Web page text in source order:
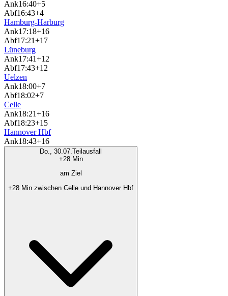
Ank16:40+5
Abf16:43+4
Hamburg-Harburg
Ank17:18+16
Abf17:21+17
Lüneburg
Ank17:41+12
Abf17:43+12
Uelzen
Ank18:00+7
Abf18:02+7
Celle
Ank18:21+16
Abf18:23+15
Hannover Hbf
Ank18:43+16
Do., 30.07.Teilausfall
+28 Min
am Ziel
+28 Min zwischen Celle und Hannover Hbf